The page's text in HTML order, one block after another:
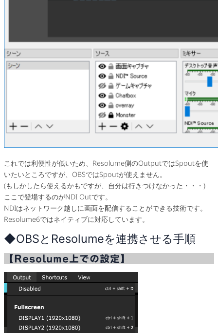
これでは利便性が低いため、Resolume側のOutputではSpoutを使
いたいところですが、OBSではSpoutが使えません。
(もしかしたら使えるかもですが、自分は行きつけなかった・・・)
ここで登場するのがNDI Outです。
NDIはネットワーク越しに画面を配信することができる技術です。
Resolume6ではネイティブに対応しています。
◆OBSとResolumeを連携させる手順
【Resolume上での設定】